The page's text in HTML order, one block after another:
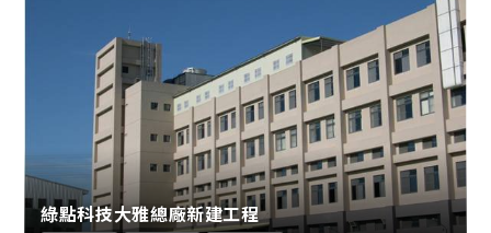
綠點科技大雅總廠新建工程